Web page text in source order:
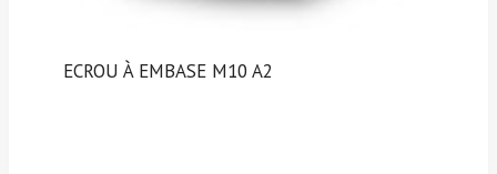
ECROU À EMBASE M10 A2